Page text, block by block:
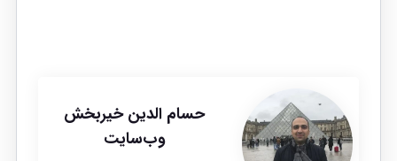
حسام الدین خیربخش
وب‌سایت